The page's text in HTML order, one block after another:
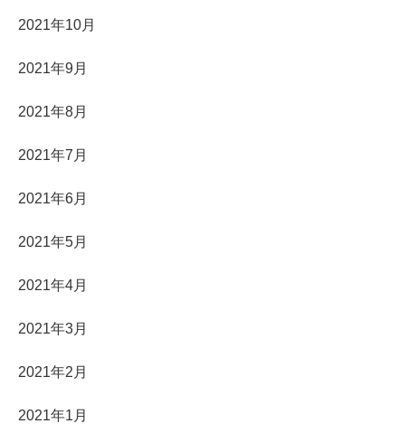
2021年10月
2021年9月
2021年8月
2021年7月
2021年6月
2021年5月
2021年4月
2021年3月
2021年2月
2021年1月